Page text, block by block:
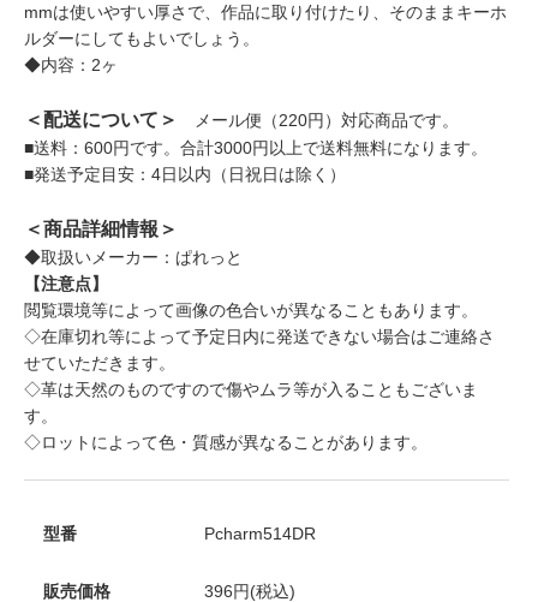
mmは使いやすい厚さで、作品に取り付けたり、そのままキーホ
ルダーにしてもよいでしょう。
◆内容：2ヶ
＜配送について＞
メール便（220円）対応商品です。
■送料：600円です。合計3000円以上で送料無料になります。
■発送予定目安：4日以内（日祝日は除く）
＜商品詳細情報＞
◆取扱いメーカー：ぱれっと
【注意点】
閲覧環境等によって画像の色合いが異なることもあります。
◇在庫切れ等によって予定日内に発送できない場合はご連絡さ
せていただきます。
◇革は天然のものですので傷やムラ等が入ることもございま
す。
◇ロットによって色・質感が異なることがあります。
型番 Pcharm514DR
販売価格 396円(税込)